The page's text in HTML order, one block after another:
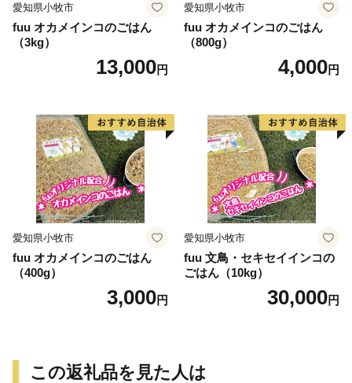
愛知県小牧市
fuu オカメインコのごはん
（3kg）
13,000円
愛知県小牧市
fuu オカメインコのごはん
（800g）
4,000円
愛知県小牧市
fuu オカメインコのごはん
（400g）
3,000円
愛知県小牧市
fuu 文鳥・セキセイインコの
ごはん（10kg）
30,000円
この返礼品を見た人は